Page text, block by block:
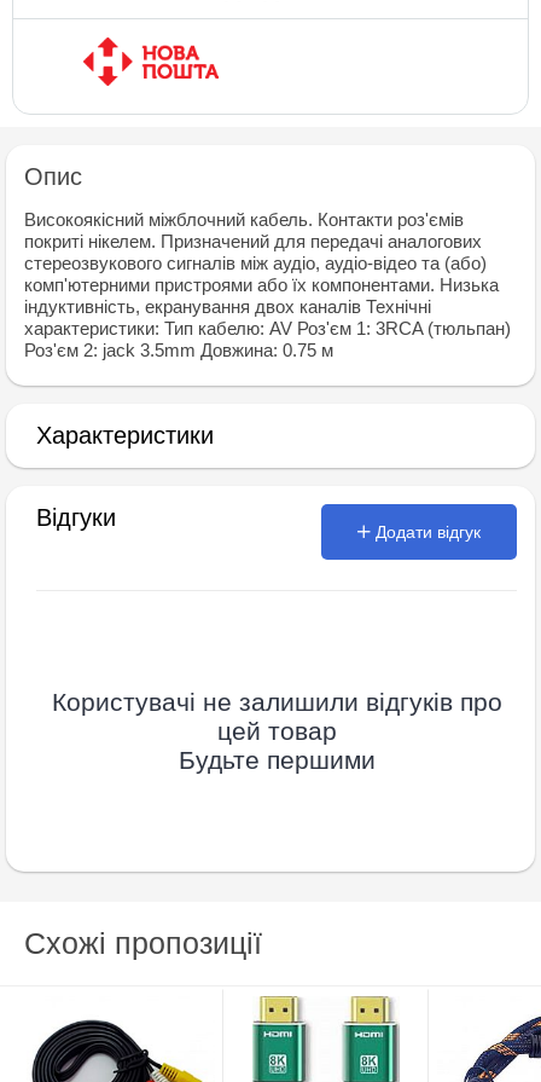
Опис
Високоякісний міжблочний кабель. Контакти роз'ємів
покриті нікелем. Призначений для передачі аналогових
стереозвукового сигналів між аудіо, аудіо-відео та (або)
комп'ютерними пристроями або їх компонентами. Низька
індуктивність, екранування двох каналів Технічні
характеристики: Тип кабелю: AV Роз'єм 1: 3RCA (тюльпан)
Роз'єм 2: jack 3.5mm Довжина: 0.75 м
Характеристики
Відгуки
Додати відгук
Користувачі не залишили відгуків про
цей товар
Будьте першими
Схожі пропозиції